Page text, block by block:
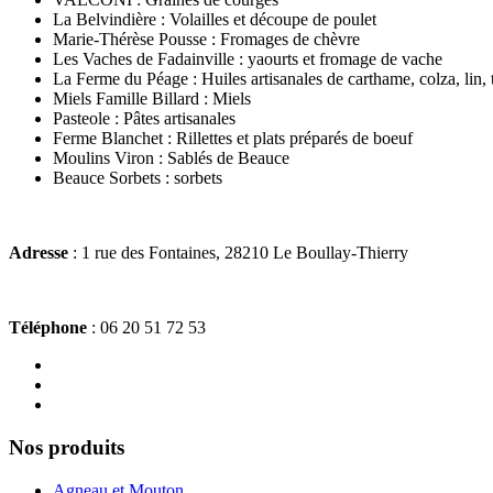
La Belvindière : Volailles et découpe de poulet
Marie-Thérèse Pousse : Fromages de chèvre
Les Vaches de Fadainville : yaourts et fromage de vache
La Ferme du Péage : Huiles artisanales de carthame, colza, lin,
Miels Famille Billard : Miels
Pasteole : Pâtes artisanales
Ferme Blanchet : Rillettes et plats préparés de boeuf
Moulins Viron : Sablés de Beauce
Beauce Sorbets : sorbets
Adresse : 1 rue des Fontaines, 28210 Le Boullay-Thierry
Téléphone : 06 20 51 72 53
Nos produits